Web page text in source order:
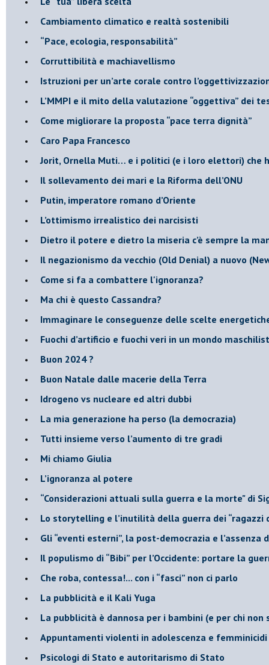
Cambiamento climatico e realtà sostenibili
“Pace, ecologia, responsabilità”
​Corruttibilità e machiavellismo
Istruzioni per un’arte corale contro
​L’MMPI e il mito della valutazione “oggettiva” dei
Come migliorare la proposta “pace terra dignità”
Caro Papa Francesco
​Jorit, Ornella Muti… e i politici (e i loro elettori) che
​Il sollevamento dei mari e la Riforma dell’ONU
Putin, imperatore romano d’Oriente
​L’ottimismo irrealistico dei narcisisti
​Dietro il potere e dietro la miseria c’è sempre la
Il negazionismo da vecchio (Old Denial) a nuovo
Come si fa a combattere l'ignoranza?
Ma chi è questo Cassandra?
Immaginare le conseguenze delle scelte
​Fuochi d’artificio e fuochi veri in un mondo
Buon 2024 ?
​Buon Natale dalle macerie della Terra
​Idrogeno vs nucleare ed altri dubbi
​La mia generazione ha perso (la democrazia)
​Tutti insieme verso l’aumento di tre gradi
Mi chiamo Giulia
L’ignoranza al potere
​“Considerazioni attuali sulla guerra e la morte" di
​Lo storytelling e l’inutilità della guerra dei “ragazzi
​Gli “eventi esterni”, la post-democrazia e
​Il populismo di “Bibi” per l’Occidente: portare la
​Che roba, contessa!... con i “fasci” non ci parlo
La pubblicità e il Kali Yuga
​La pubblicità è dannosa per i bambini (e per chi non
​Appuntamenti violenti in adolescenza e femminicidi
​Psicologi di Stato e autoritarismo di Stato